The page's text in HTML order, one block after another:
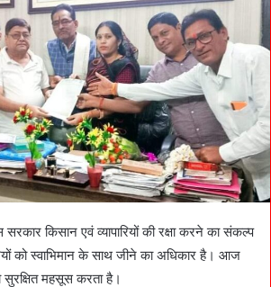
किसान एवं व्यापारियों की रक्षा करने का संकल्प
को स्वाभिमान के साथ जीने का अधिकार है। आज
सुरक्षित महसूस करता है।